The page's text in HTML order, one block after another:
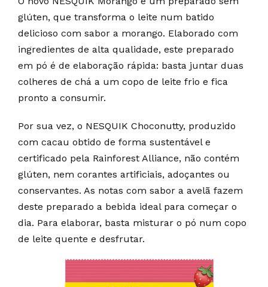
glúten, que transforma o leite num batido
delicioso com sabor a morango. Elaborado com
ingredientes de alta qualidade, este preparado
em pó é de elaboração rápida: basta juntar duas
colheres de chá a um copo de leite frio e fica
pronto a consumir.
Por sua vez, o NESQUIK Choconutty, produzido
com cacau obtido de forma sustentável e
certificado pela Rainforest Alliance, não contém
glúten, nem corantes artificiais, adoçantes ou
conservantes. As notas com sabor a avelã fazem
deste preparado a bebida ideal para começar o
dia. Para elaborar, basta misturar o pó num copo
de leite quente e desfrutar.